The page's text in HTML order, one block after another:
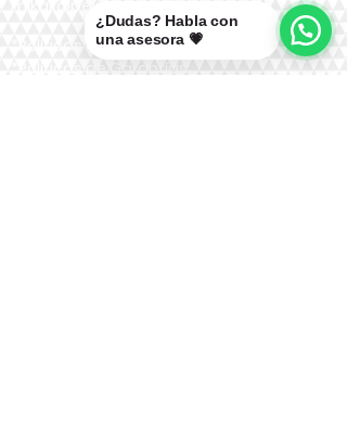
*Políticas de Envío
*Políticas de Garantías
¿Dudas? Habla con
una asesora 💗